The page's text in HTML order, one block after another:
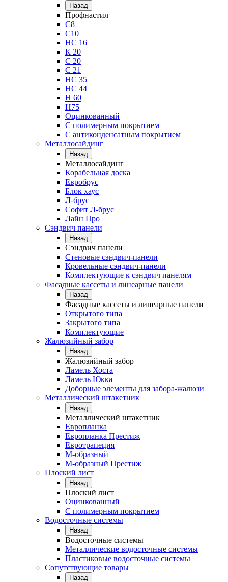
Назад
Профнастил
С8
С10
НС 16
К 20
С 20
С 21
НС 35
НС 44
Н 60
Н75
Оцинкованный
С полимерным покрытием
С антиконденсатным покрытием
Металлосайдинг
Назад
Металлосайдинг
Корабельная доска
Евробрус
Блок хаус
Л-брус
Софит Л-брус
Лайн Про
Сэндвич панели
Назад
Сэндвич панели
Стеновые сэндвич-панели
Кровельные сэндвич-панели
Комплектующие к сэндвич панелям
Фасадные кассеты и линеарные панели
Назад
Фасадные кассеты и линеарные панели
Открытого типа
Закрытого типа
Комплектующие
Жалюзийный забор
Назад
Жалюзийный забор
Ламель Хоста
Ламель Юкка
Доборные элементы для забора-жалюзи
Металлический штакетник
Назад
Металлический штакетник
Европланка
Европланка Престиж
Евротрапеция
М-образный
М-образный Престиж
Плоский лист
Назад
Плоский лист
Оцинкованный
С полимерным покрытием
Водосточные системы
Назад
Водосточные системы
Металлические водосточные системы
Пластиковые водосточные системы
Сопутствующие товары
Назад